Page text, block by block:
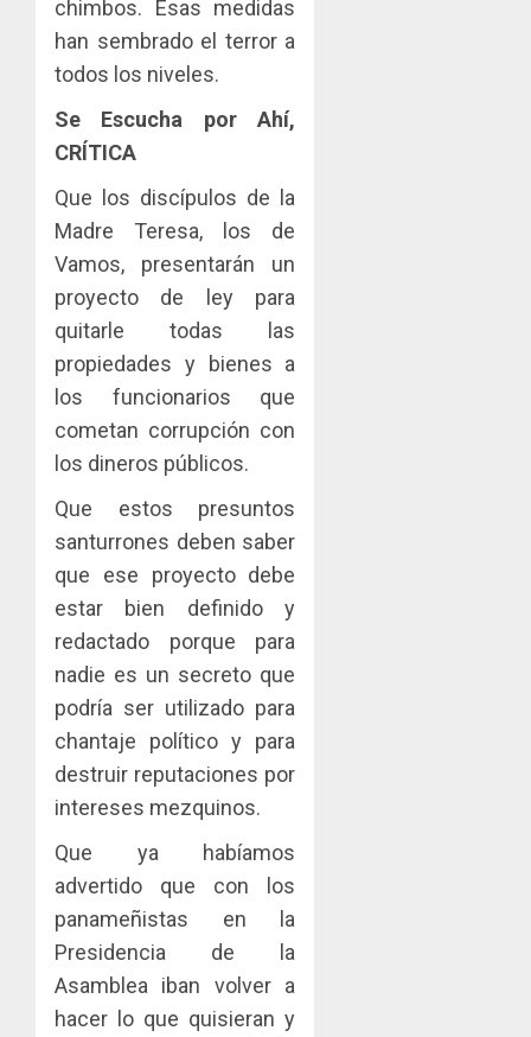
chimbos. Esas medidas
han sembrado el terror a
todos los niveles.
Se Escucha por Ahí,
CRÍTICA
Que los discípulos de la
Madre Teresa, los de
Vamos, presentarán un
proyecto de ley para
quitarle todas las
propiedades y bienes a
los funcionarios que
cometan corrupción con
los dineros públicos.
Que estos presuntos
santurrones deben saber
que ese proyecto debe
estar bien definido y
redactado porque para
nadie es un secreto que
podría ser utilizado para
chantaje político y para
destruir reputaciones por
intereses mezquinos.
Que ya habíamos
advertido que con los
panameñistas en la
Presidencia de la
Asamblea iban volver a
hacer lo que quisieran y